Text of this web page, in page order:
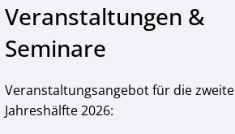
Veranstaltungen &
Seminare
Veranstaltungsangebot für die zweite
Jahreshälfte 2026: